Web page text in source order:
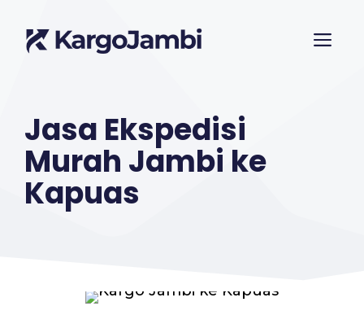
Jasa Ekspedisi
Murah Jambi ke
Kapuas